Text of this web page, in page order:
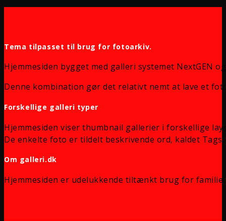
Tema tilpasset til brug for fotoarkiv.
Hjemmesiden bygget med galleri systemet NextGEN
Denne kombination gør det relativt nemt at lave et
Forskellige galleri typer
Hjemmesiden viser thumbnail gallerier i forskellige
De enkelte foto er tildelt beskrivende ord, kaldet
Om galleri.dk
Hjemmesiden er udelukkende tiltænkt brug for